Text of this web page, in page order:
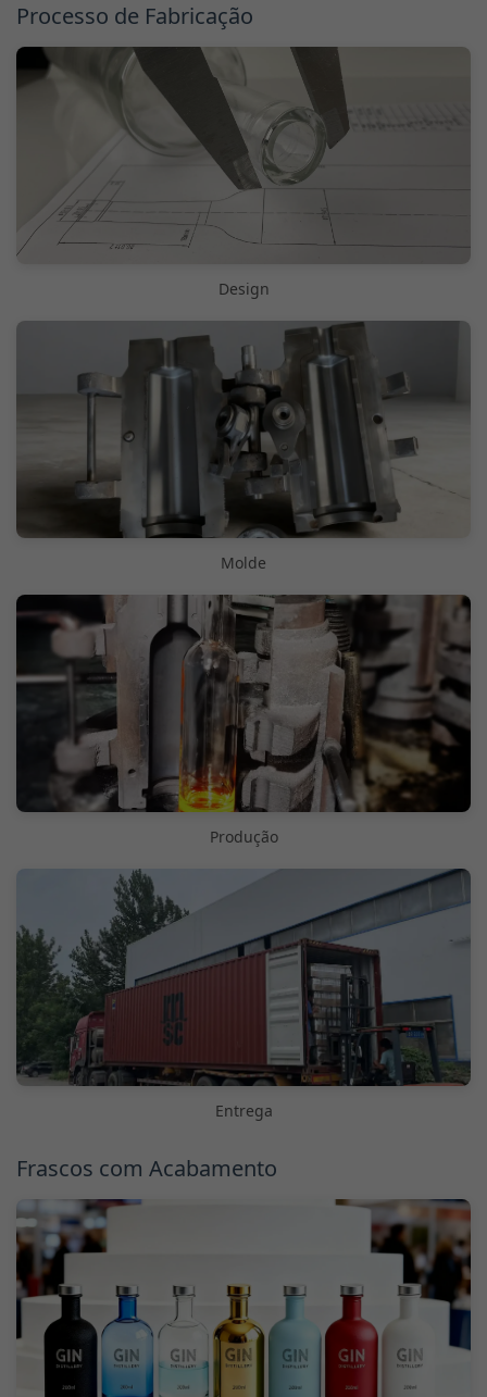
Processo de Fabricação
Design
Molde
Produção
Entrega
Frascos com Acabamento